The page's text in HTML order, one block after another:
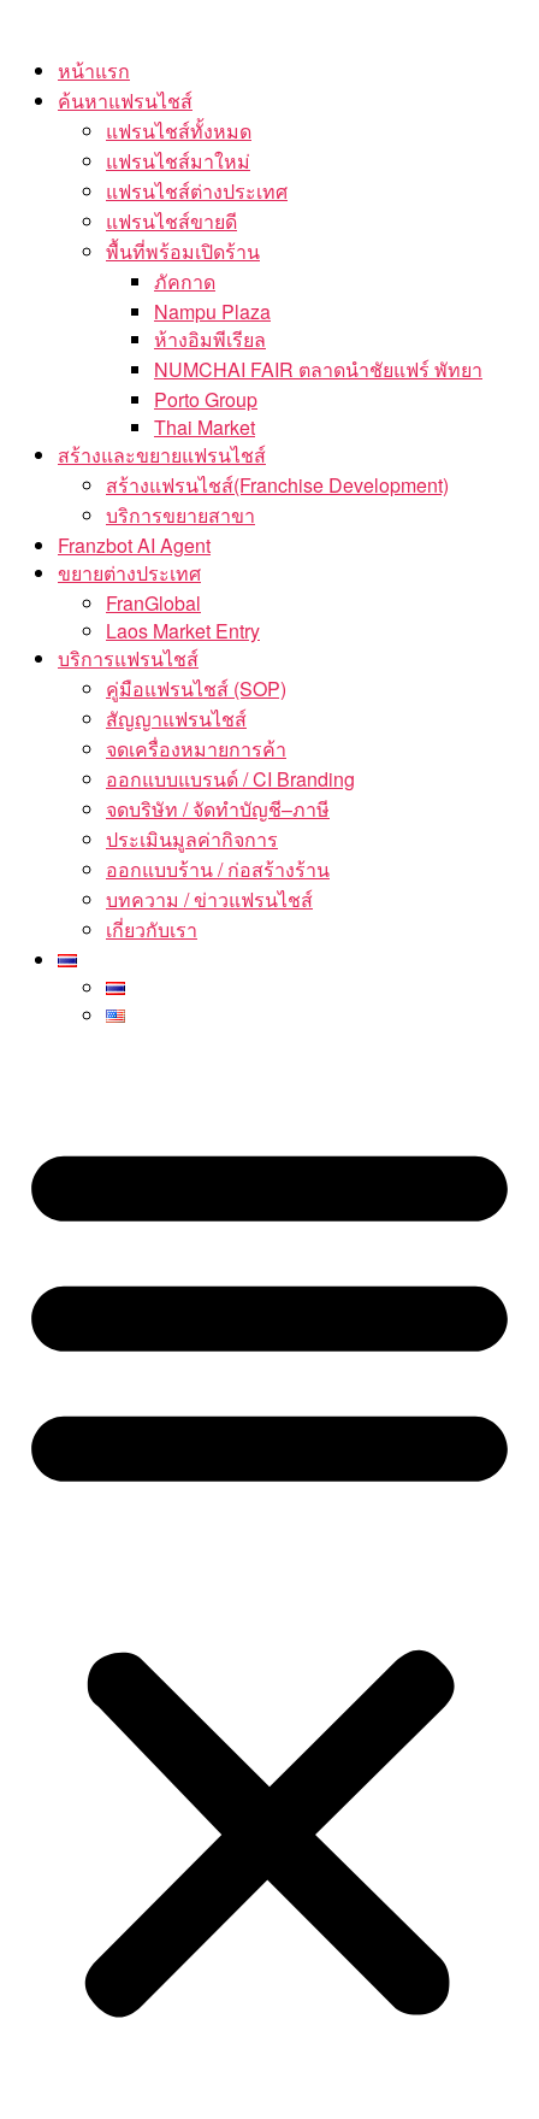
content
หน้าแรก
ค้นหาแฟรนไชส์
แฟรนไชส์ทั้งหมด
แฟรนไชส์มาใหม่
แฟรนไชส์ต่างประเทศ
แฟรนไชส์ขายดี
พื้นที่พร้อมเปิดร้าน
ภัคกาด
Nampu Plaza
ห้างอิมพีเรียล
NUMCHAI FAIR ตลาดนำชัยแฟร์ พัทยา
Porto Group
Thai Market
สร้างและขยายแฟรนไชส์
สร้างแฟรนไชส์(Franchise Development)
บริการขยายสาขา
Franzbot AI Agent
ขยายต่างประเทศ
FranGlobal
Laos Market Entry
บริการแฟรนไชส์
คู่มือแฟรนไชส์ (SOP)
สัญญาแฟรนไชส์
จดเครื่องหมายการค้า
ออกแบบแบรนด์ / CI Branding
จดบริษัท / จัดทำบัญชี–ภาษี
ประเมินมูลค่ากิจการ
ออกแบบร้าน / ก่อสร้างร้าน
บทความ / ข่าวแฟรนไชส์
เกี่ยวกับเรา